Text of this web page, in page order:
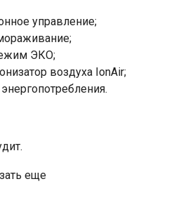
управление;
ЭКО;
воздуха IonAir;
еще